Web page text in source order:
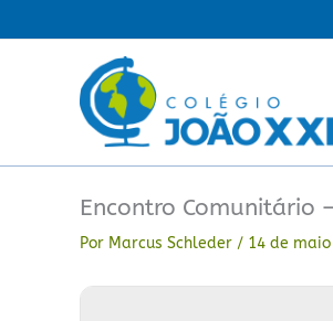
para
Encontro Comunitário
Por Marcus Schleder / 14 de